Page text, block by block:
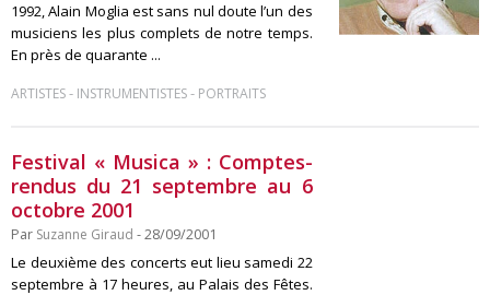
1992, Alain Moglia est sans nul doute l’un des
musiciens les plus complets de notre temps.
En près de quarante ...
ARTISTES- INSTRUMENTISTES- PORTRAITS
Festival « Musica » : Comptes-
rendus du 21 septembre au 6
octobre 2001
Par Suzanne Giraud - 28/09/2001
Le deuxième des concerts eut lieu samedi 22
septembre à 17 heures, au Palais des Fêtes.